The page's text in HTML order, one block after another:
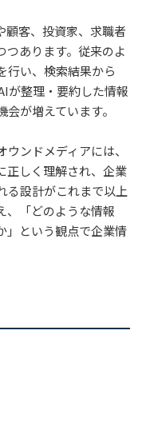
顧客、投資家、求職者
つあります。従来のよ
行い、検索結果から
が整理・要約した情報
が増えています。
ンドメディアには、
正しく理解され、企業
る設計がこれまで以上
、「どのような情報
」という観点で企業情